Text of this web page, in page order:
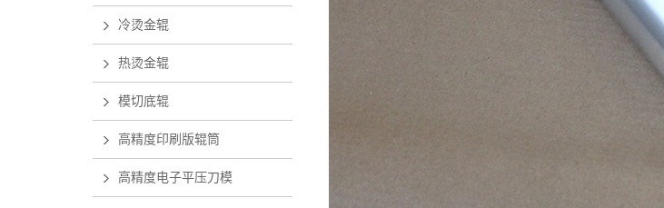
冷烫金辊
热烫金辊
模切底辊
高精度印刷版辊筒
高精度电子平压刀模